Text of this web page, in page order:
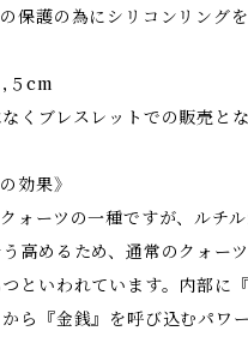
保護の為にシリコンリング
５cm
くブレスレットでの販売とな
効果》
ォーツの一種ですが、ルチ
高めるため、通常のクォー
といわれています。内部に『
ら『金銭』を呼び込むパワ